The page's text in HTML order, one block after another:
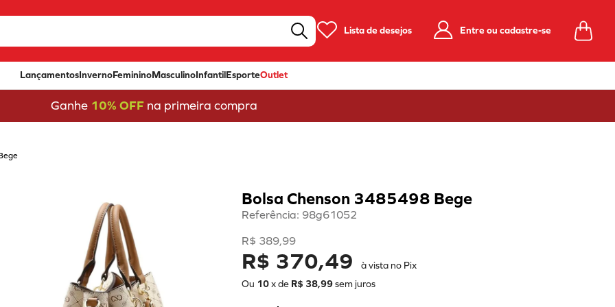
Lista de desejos Entre ou cadastre-se
LançamentosInvernoFemininoMasculinoInfantilEsporteOutlet
Ganhe 10% OFFna primeira compra
Bolsa Chenson 3485498 Bege
Referência: 98g61052
R$ 389,99
R$ 370,49
à vista no Pix
Ou 10x de R$ 38,99sem juros